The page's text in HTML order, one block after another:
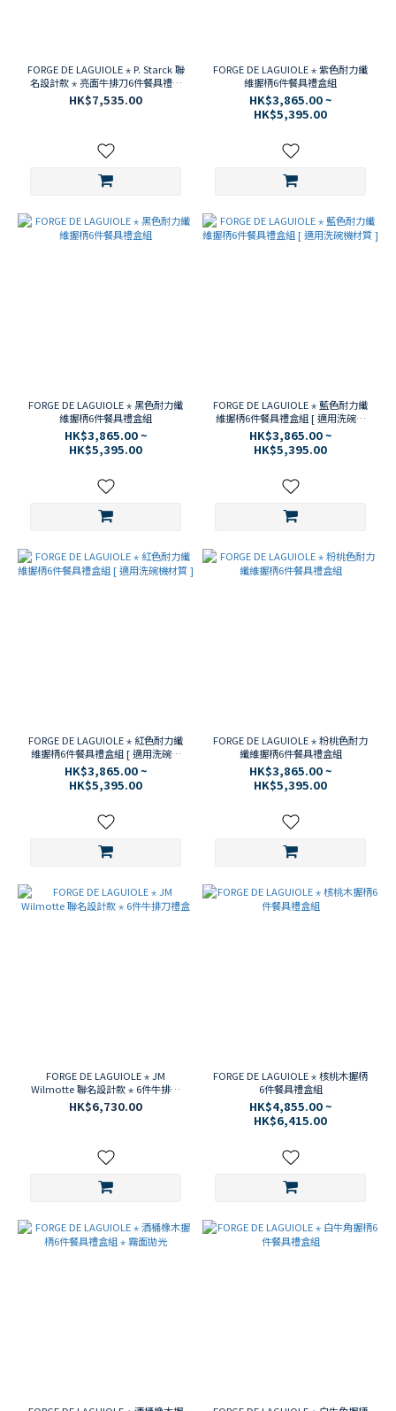
FORGE DE LAGUIOLE ⋆ P. Starck 聯
名設計款 ⋆ 亮面牛排刀6件餐具禮盒
組
HK$7,535.00
FORGE DE LAGUIOLE ⋆ 紫色耐力纖
維握柄6件餐具禮盒組
HK$3,865.00 ~
HK$5,395.00
FORGE DE LAGUIOLE ⋆ 黑色耐力纖
維握柄6件餐具禮盒組
HK$3,865.00 ~
HK$5,395.00
FORGE DE LAGUIOLE ⋆ 藍色耐力纖
維握柄6件餐具禮盒組 [ 適用洗碗機
材質 ]
HK$3,865.00 ~
HK$5,395.00
FORGE DE LAGUIOLE ⋆ 紅色耐力纖
維握柄6件餐具禮盒組 [ 適用洗碗機
材質 ]
HK$3,865.00 ~
HK$5,395.00
FORGE DE LAGUIOLE ⋆ 粉桃色耐力
纖維握柄6件餐具禮盒組
HK$3,865.00 ~
HK$5,395.00
FORGE DE LAGUIOLE ⋆ JM
Wilmotte 聯名設計款 ⋆ 6件牛排刀
禮盒
HK$6,730.00
FORGE DE LAGUIOLE ⋆ 核桃木握柄
6件餐具禮盒組
HK$4,855.00 ~
HK$6,415.00